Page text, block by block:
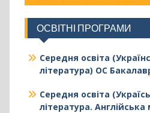
ОСВІТНІ ПРОГРАМИ
Середня освіта
література) ОС
Середня освіта
література.